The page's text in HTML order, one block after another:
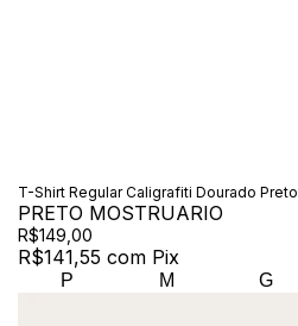
T-Shirt Regular Caligrafiti Dourado Preto
PRETO MOSTRUARIO
R$149,00
R$141,55 com Pix
P M G